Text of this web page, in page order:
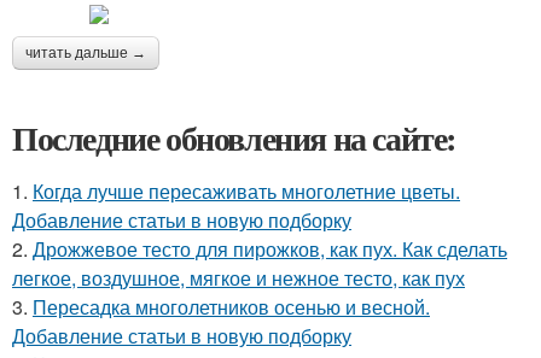
читать дальше →
Последние обновления на сайте:
1. Когда лучше пересаживать многолетние цветы.
Добавление статьи в новую подборку
2. Дрожжевое тесто для пирожков, как пух. Как сделать
легкое, воздушное, мягкое и нежное тесто, как пух
3. Пересадка многолетников осенью и весной.
Добавление статьи в новую подборку